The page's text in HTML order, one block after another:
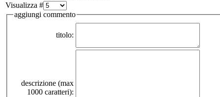
Visualizza #
aggiungi commento
titolo:
descrizione (max
1000 caratteri):